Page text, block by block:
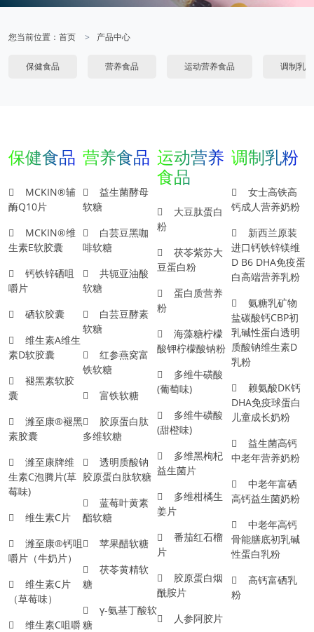
您当前位置： 首页 产品中心
保健食品 营养食品 运动营养食品 调制乳粉
保健食品
MCKIN®辅
酶Q10片
MCKIN®维
生素E软胶囊
钙铁锌硒咀
嚼片
硒软胶囊
维生素A维生
素D软胶囊
褪黑素软胶
囊
潍至康®褪黑
素胶囊
潍至康牌维
生素C泡腾片(草
莓味)
维生素C片
潍至康®钙咀
嚼片（牛奶片）
维生素C片
（草莓味）
维生素C咀嚼
营养食品
益生菌酵母
软糖
白芸豆黑咖
啡软糖
共轭亚油酸
软糖
白芸豆酵素
软糖
红参燕窝富
铁软糖
富铁软糖
胶原蛋白肽
多维软糖
透明质酸钠
胶原蛋白肽软糖
蓝莓叶黄素
酯软糖
苹果醋软糖
茯苓黄精软
糖
γ-氨基丁酸软
糖
运动营养
食品
大豆肽蛋白
粉
茯苓紫苏大
豆蛋白粉
蛋白质营养
粉
海藻糖柠檬
酸钾柠檬酸钠粉
多维牛磺酸
(葡萄味)
多维牛磺酸
(甜橙味)
多维黑枸杞
益生菌片
多维柑橘生
姜片
番茄红石榴
片
胶原蛋白烟
酰胺片
人参阿胶片
调制乳粉
女士高铁高
钙成人营养奶粉
新西兰原装
进口钙铁锌镁维
D B6 DHA免疫蛋
白高端营养乳粉
氨糖乳矿物
盐碳酸钙CBP初
乳碱性蛋白透明
质酸钠维生素D
乳粉
赖氨酸DK钙
DHA免疫球蛋白
儿童成长奶粉
益生菌高钙
中老年营养奶粉
中老年富硒
高钙益生菌奶粉
中老年高钙
骨能膳底初乳碱
性蛋白乳粉
高钙富硒乳
粉